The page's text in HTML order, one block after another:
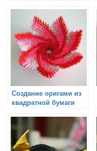
элементов
Создание оригами из
квадратной бумаги